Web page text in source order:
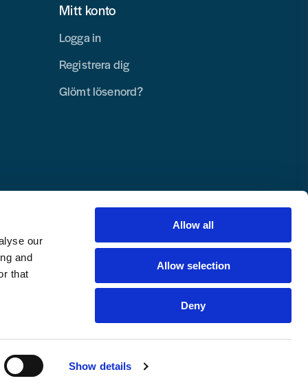
our
and
that
Show details
Allow all
Allow selection
Deny
Mitt konto
Logga in
Registrera dig
Glömt lösenord?
Copyright © 2025 Toolab Verktyg AB.